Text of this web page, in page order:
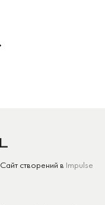
Сайт створений в
Impulse